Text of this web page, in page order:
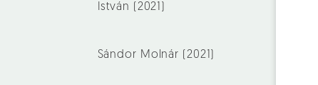
István (2021)
Sándor Molnár (2021)